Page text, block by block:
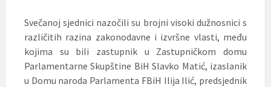
Svečanoj sjednici nazočili su brojni visoki dužnosnici s
različitih razina zakonodavne i izvršne vlasti, među
kojima su bili zastupnik u Zastupničkom domu
Parlamentarne Skupštine BiH Slavko Matić, izaslanik
u Domu naroda Parlamenta FBiH Ilija Ilić, predsjednik